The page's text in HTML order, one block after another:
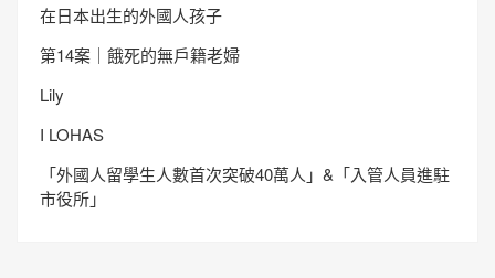
在日本出生的外國人孩子
第14案｜餓死的無戶籍老婦
Lily
I LOHAS
「外國人留學生人數首次突破40萬人」&「入管人員進駐
市役所」